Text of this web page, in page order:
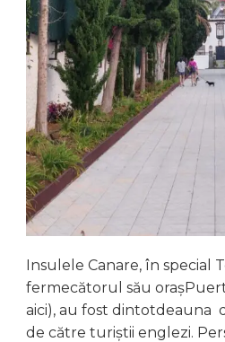
Insulele Canare, în special
fermecătorul său
aici), au fost dintotdeauna
de către turiștii englezi.